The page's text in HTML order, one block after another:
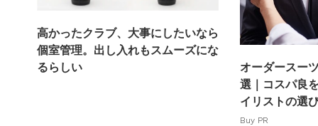
高かったクラブ、大事にしたいなら
個室管理。出し入れもスムーズにな
るらしい
オーダースー
選｜コスパ良
イリストの選
Buy PR